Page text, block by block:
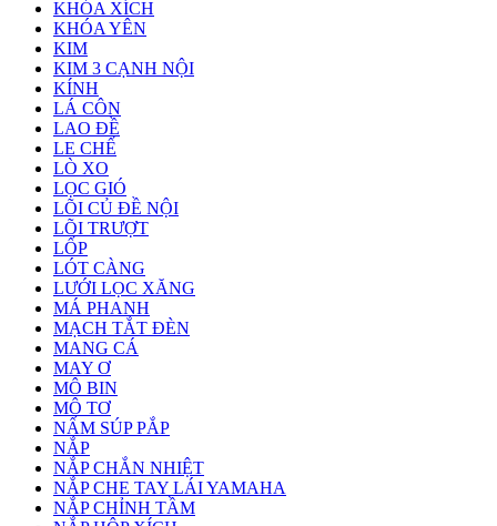
KHÓA XÍCH
KHÓA YÊN
KIM
KIM 3 CẠNH NỘI
KÍNH
LÁ CÔN
LAO ĐỀ
LE CHẾ
LÒ XO
LỌC GIÓ
LÕI CỦ ĐỀ NỘI
LÕI TRƯỢT
LỐP
LÓT CÀNG
LƯỚI LỌC XĂNG
MÁ PHANH
MẠCH TẮT ĐÈN
MANG CÁ
MAY Ơ
MÔ BIN
MÔ TƠ
NẤM SÚP PẮP
NẮP
NẮP CHẮN NHIỆT
NẮP CHE TAY LÁI YAMAHA
NẮP CHỈNH TẦM